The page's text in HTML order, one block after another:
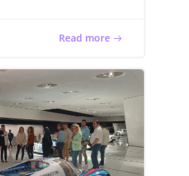
Read more